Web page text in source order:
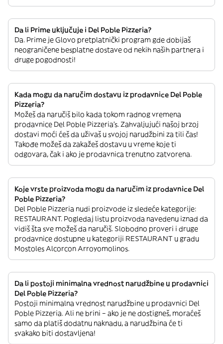
Da li Prime uključuje i Del Poble Pizzeria?
Da. Prime je Glovo pretplatnički program gde dobijaš
neograničene besplatne dostave od nekih naših partnera i
druge pogodnosti!
Kada mogu da naručim dostavu iz prodavnice Del Poble
Pizzeria?
Možeš da naručiš bilo kada tokom radnog vremena
prodavnice Del Poble Pizzeria’s. Zahvaljujući našoj brzoj
dostavi moći ćeš da uživaš u svojoj narudžbini za tili čas!
Takođe možeš da zakažeš dostavu u vreme koje ti
odgovara, čak i ako je prodavnica trenutno zatvorena.
Koje vrste proizvoda mogu da naručim iz prodavnice Del
Poble Pizzeria?
Del Poble Pizzeria nudi proizvode iz sledeće kategorije:
RESTAURANT. Pogledaj listu proizvoda navedenu iznad da
vidiš šta sve možeš da naručiš. Slobodno proveri i druge
prodavnice dostupne u kategoriji RESTAURANT u gradu
Mostoles Alcorcon Arroyomolinos.
Da li postoji minimalna vrednost narudžbine u prodavnici
Del Poble Pizzeria?
Postoji minimalna vrednost narudžbine u prodavnici Del
Poble Pizzeria. Ali ne brini – ako je ne dostigneš, moraćeš
samo da platiš dodatnu naknadu, a narudžbina će ti
svakako biti dostavljena!